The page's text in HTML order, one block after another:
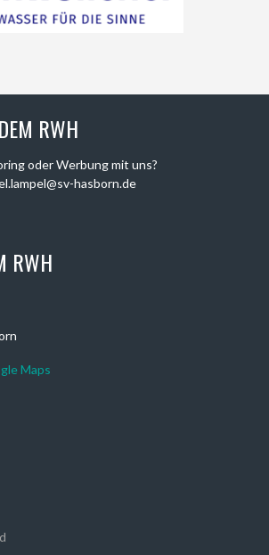
RWH
oder Werbung mit uns?
hasborn.de
RWH
Maps